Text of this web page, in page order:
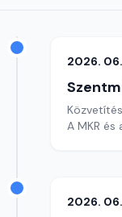
2026.
A MKR és
2026.